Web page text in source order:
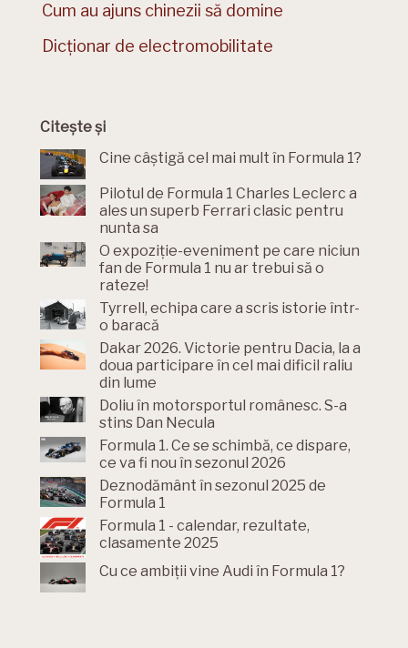
Cum au ajuns chinezii să domine
Dicționar de electromobilitate
Citește și
Cine câștigă cel mai mult în Formula 1?
Pilotul de Formula 1 Charles Leclerc a
ales un superb Ferrari clasic pentru
nunta sa
O expoziție-eveniment pe care niciun
fan de Formula 1 nu ar trebui să o
rateze!
Tyrrell, echipa care a scris istorie într-
o baracă
Dakar 2026. Victorie pentru Dacia, la a
doua participare în cel mai dificil raliu
din lume
Doliu în motorsportul românesc. S-a
stins Dan Necula
Formula 1. Ce se schimbă, ce dispare,
ce va fi nou în sezonul 2026
Deznodământ în sezonul 2025 de
Formula 1
Formula 1 - calendar, rezultate,
clasamente 2025
Cu ce ambiții vine Audi în Formula 1?